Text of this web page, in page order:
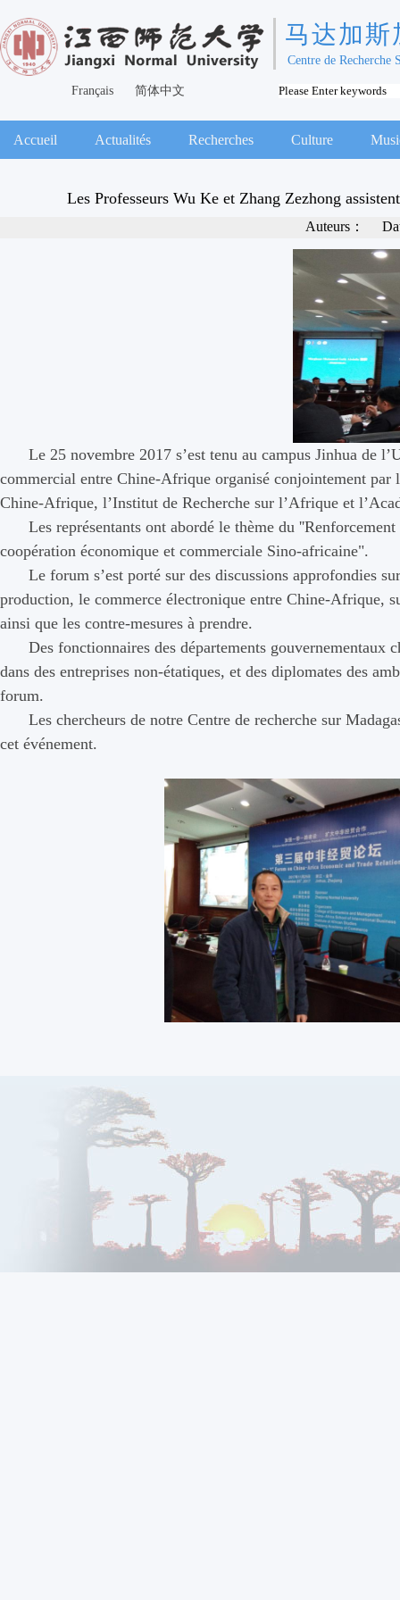
马达加斯
Centre de Recherche
Français 简体中文
Accueil Actualités Recherches Culture
Les Professeurs Wu Ke et Zhang Zezhong
Auteurs：
Le 25 novembre 2017 s’est tenu au campus Jinhua de l’
commercial entre Chine-Afrique organisé conjointement par l
Chine-Afrique, l’Institut de Recherche sur l’Afrique et l’
Les représentants ont abordé le thème du ''R
coopération économique et commerciale Sino-africaine".
Le forum s’est porté sur des discussions approfondies
production, le commerce électronique entre Chine-Afrique,
ainsi que les contre-mesures à prendre.
Des fonctionnaires des départements gouvernementaux
dans des entreprises non-étatiques, et des diplomates des
forum.
Les chercheurs de notre Centre de recherche sur
cet événement.